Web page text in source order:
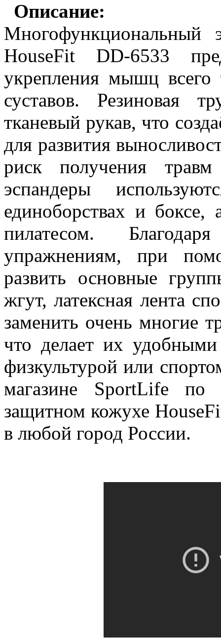
Описание:
Многофункциональный
HouseFit DD-6533
укрепления мышц всего
суставов. Резиноваят
тканевый рукав, что
для развития
риск получения
эспандеры
единоборствах и
пилатесом.
упражнениям, при
развить основные
жгут, латексная лента
заменить очень многие
что делает их
физкультурой или
магазине SportLife по
защитном кожухе
в любой город России.